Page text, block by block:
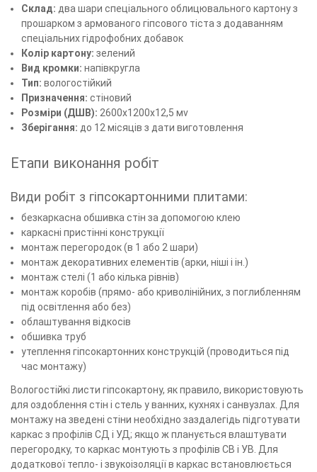
Склад: два шари спеціального облицювального картону з
прошарком з армованого гіпсового тіста з додаванням
спеціальних гідрофобних добавок
Колір картону: зелений
Вид кромки: напівкругла
Тип:вологостійкий
Призначення: стіновий
Розміри (ДШВ): 2600х1200х12,5 мv
Зберігання: до 12 місяців з дати виготовлення
Етапи виконання робіт
Види робіт з гіпсокартонними плитами:
безкаркасна обшивка стін за допомогою клею
каркасні пристінні конструкції
монтаж перегородок (в 1 або 2 шари)
монтаж декоративних елементів (арки, ніші і ін.)
монтаж стелі (1 або кілька рівнів)
монтаж коробів (прямо- або криволінійних, з поглибленням
під освітлення або без)
облаштування відкосів
обшивка труб
утеплення гіпсокартонних конструкцій (проводиться під
час монтажу)
Вологостійкі листи гіпсокартону, як правило, використовують
для оздоблення стін і стель у ванних, кухнях і санвузлах. Для
монтажу на зведені стіни необхідно заздалегідь підготувати
каркас з профілів СД і УД; якщо ж планується влаштувати
перегородку, то каркас монтують з профілів СВ і УВ. Для
додаткової тепло- і звукоізоляції в каркас встановлюється